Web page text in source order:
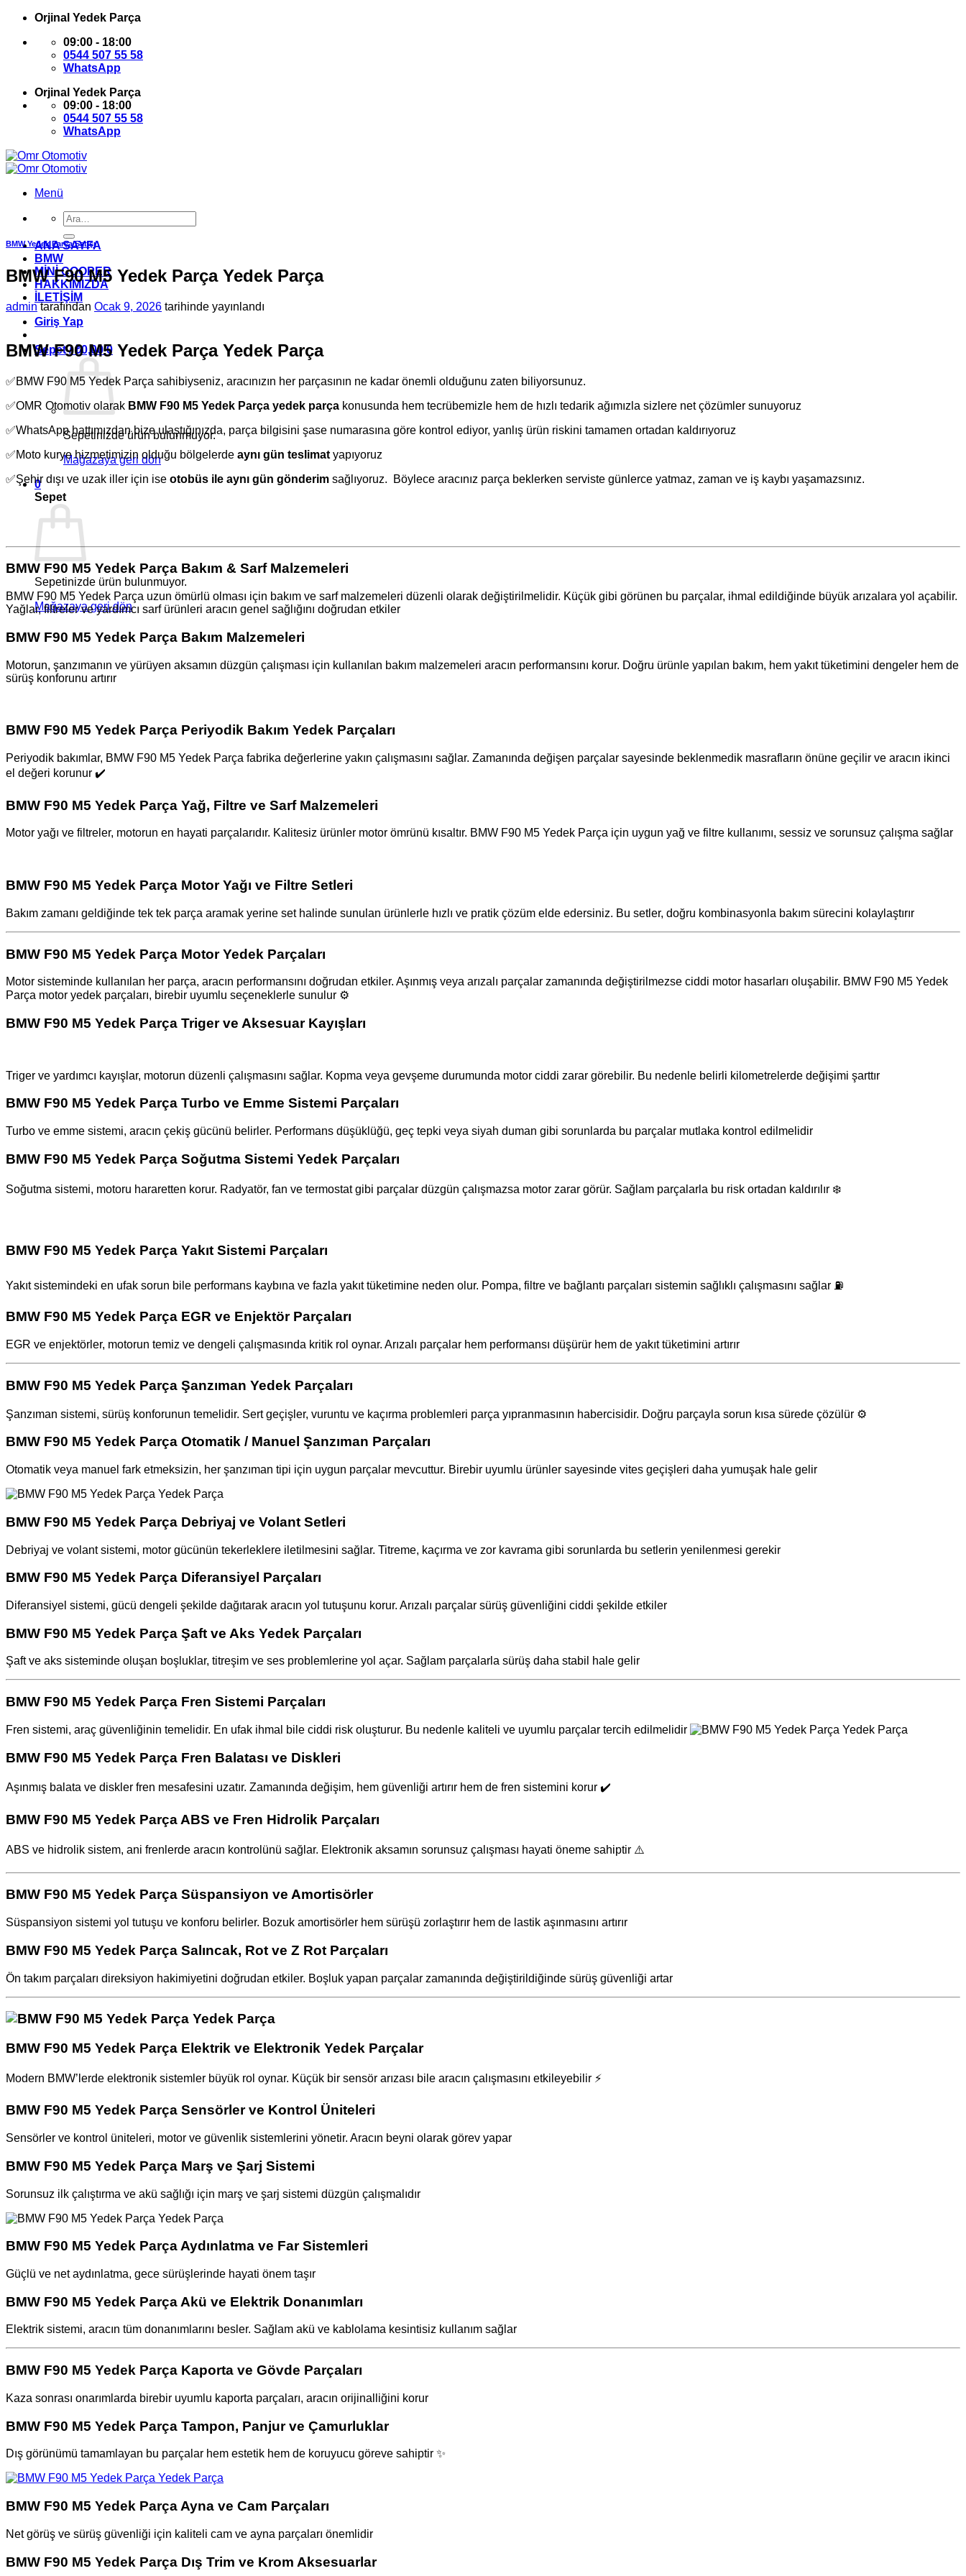
İçeriğeOrjinal Yedek Parça
09:00 - 18:00
0544 507 55 58
WhatsApp
Orjinal Yedek Parça
09:00 - 18:00
0544 507 55 58
WhatsApp
Menü
Ara:
ANA SAYFA
BMW
MİNİ COOPER
HAKKIMIZDA
İLETİŞİM
Giriş Yap
Sepet /₺0,00 0
Sepetinizde ürün bulunmuyor.
Mağazaya geri dön
0
Sepet
Sepetinizde ürün bulunmuyor.
Mağazaya geri dön
BMW Yedek Parça Satışı
BMW F90 M5 Yedek Parça Yedek Parça
admintarafından Ocak 9, 2026 tarihinde yayınlandı
BMW F90 M5 Yedek Parça Yedek Parça
✅BMW F90 M5 Yedek Parça sahibiyseniz, aracınızın her parçasının ne kadar önemli olduğunu zaten biliyorsunuz.
✅OMR Otomotiv olarak BMW F90 M5 Yedek Parça yedek parça konusunda hem tecrübemizle hem de hızlı tedarik ağımızla sizlere net çözümler sunuyoruz
✅WhatsApp hattımızdan bize ulaştığınızda, parça bilgisini şase numarasına göre kontrol ediyor, yanlış ürün riskini tamamen ortadan kaldırıyoruz
✅Moto kurye hizmetimizin olduğu bölgelerde aynı gün teslimat yapıyoruz
✅Şehir dışı ve uzak iller için ise otobüs ile aynı gün gönderim sağlıyoruz. Böylece aracınız parça beklerken serviste günlerce yatmaz, zaman ve iş kaybı yaşamazsınız.
BMW F90 M5 Yedek Parça Bakım & Sarf Malzemeleri
BMW F90 M5 Yedek Parça uzun ömürlü olması için bakım ve sarf malzemeleri düzenli olarak değiştirilmelidir. Küçük gibi görünen bu parçalar, ihmal edildiğinde büyük arızalara yol açabilir.
Yağlar, filtreler ve yardımcı sarf ürünleri aracın genel sağlığını doğrudan etkiler ️
BMW F90 M5 Yedek Parça Bakım Malzemeleri
Motorun, şanzımanın ve yürüyen aksamın düzgün çalışması için kullanılan bakım malzemeleri aracın performansını korur. Doğru ürünle yapılan bakım, hem yakıt tüketimini dengeler hem de
sürüş konforunu artırır
BMW F90 M5 Yedek Parça Periyodik Bakım Yedek Parçaları
Periyodik bakımlar, BMW F90 M5 Yedek Parça fabrika değerlerine yakın çalışmasını sağlar. Zamanında değişen parçalar sayesinde beklenmedik masrafların önüne geçilir ve aracın ikinci
el değeri korunur ✔️
BMW F90 M5 Yedek Parça Yağ, Filtre ve Sarf Malzemeleri
Motor yağı ve filtreler, motorun en hayati parçalarıdır. Kalitesiz ürünler motor ömrünü kısaltır. BMW F90 M5 Yedek Parça için uygun yağ ve filtre kullanımı, sessiz ve sorunsuz çalışma sağlar ️
BMW F90 M5 Yedek Parça Motor Yağı ve Filtre Setleri
Bakım zamanı geldiğinde tek tek parça aramak yerine set halinde sunulan ürünlerle hızlı ve pratik çözüm elde edersiniz. Bu setler, doğru kombinasyonla bakım sürecini kolaylaştırır
BMW F90 M5 Yedek Parça Motor Yedek Parçaları
Motor sisteminde kullanılan her parça, aracın performansını doğrudan etkiler. Aşınmış veya arızalı parçalar zamanında değiştirilmezse ciddi motor hasarları oluşabilir. BMW F90 M5 Yedek
Parça motor yedek parçaları, birebir uyumlu seçeneklerle sunulur ⚙️
BMW F90 M5 Yedek Parça Triger ve Aksesuar Kayışları
Triger ve yardımcı kayışlar, motorun düzenli çalışmasını sağlar. Kopma veya gevşeme durumunda motor ciddi zarar görebilir. Bu nedenle belirli kilometrelerde değişimi şarttır
BMW F90 M5 Yedek Parça Turbo ve Emme Sistemi Parçaları
Turbo ve emme sistemi, aracın çekiş gücünü belirler. Performans düşüklüğü, geç tepki veya siyah duman gibi sorunlarda bu parçalar mutlaka kontrol edilmelidir
BMW F90 M5 Yedek Parça Soğutma Sistemi Yedek Parçaları
Soğutma sistemi, motoru hararetten korur. Radyatör, fan ve termostat gibi parçalar düzgün çalışmazsa motor zarar görür. Sağlam parçalarla bu risk ortadan kaldırılır ❄️
BMW F90 M5 Yedek Parça Yakıt Sistemi Parçaları
Yakıt sistemindeki en ufak sorun bile performans kaybına ve fazla yakıt tüketimine neden olur. Pompa, filtre ve bağlantı parçaları sistemin sağlıklı çalışmasını sağlar ⛽
BMW F90 M5 Yedek Parça EGR ve Enjektör Parçaları
EGR ve enjektörler, motorun temiz ve dengeli çalışmasında kritik rol oynar. Arızalı parçalar hem performansı düşürür hem de yakıt tüketimini artırır
BMW F90 M5 Yedek Parça Şanzıman Yedek Parçaları
Şanzıman sistemi, sürüş konforunun temelidir. Sert geçişler, vuruntu ve kaçırma problemleri parça yıpranmasının habercisidir. Doğru parçayla sorun kısa sürede çözülür ⚙️
BMW F90 M5 Yedek Parça Otomatik / Manuel Şanzıman Parçaları
Otomatik veya manuel fark etmeksizin, her şanzıman tipi için uygun parçalar mevcuttur. Birebir uyumlu ürünler sayesinde vites geçişleri daha yumuşak hale gelir ️
BMW F90 M5 Yedek Parça Debriyaj ve Volant Setleri
Debriyaj ve volant sistemi, motor gücünün tekerleklere iletilmesini sağlar. Titreme, kaçırma ve zor kavrama gibi sorunlarda bu setlerin yenilenmesi gerekir
BMW F90 M5 Yedek Parça Diferansiyel Parçaları
Diferansiyel sistemi, gücü dengeli şekilde dağıtarak aracın yol tutuşunu korur. Arızalı parçalar sürüş güvenliğini ciddi şekilde etkiler
BMW F90 M5 Yedek Parça Şaft ve Aks Yedek Parçaları
Şaft ve aks sisteminde oluşan boşluklar, titreşim ve ses problemlerine yol açar. Sağlam parçalarla sürüş daha stabil hale gelir
BMW F90 M5 Yedek Parça Fren Sistemi Parçaları
Fren sistemi, araç güvenliğinin temelidir. En ufak ihmal bile ciddi risk oluşturur. Bu nedenle kaliteli ve uyumlu parçalar tercih edilmelidir
BMW F90 M5 Yedek Parça Fren Balatası ve Diskleri
Aşınmış balata ve diskler fren mesafesini uzatır. Zamanında değişim, hem güvenliği artırır hem de fren sistemini korur ✔️
BMW F90 M5 Yedek Parça ABS ve Fren Hidrolik Parçaları
ABS ve hidrolik sistem, ani frenlerde aracın kontrolünü sağlar. Elektronik aksamın sorunsuz çalışması hayati öneme sahiptir ⚠️
BMW F90 M5 Yedek Parça Süspansiyon ve Amortisörler
Süspansiyon sistemi yol tutuşu ve konforu belirler. Bozuk amortisörler hem sürüşü zorlaştırır hem de lastik aşınmasını artırır
BMW F90 M5 Yedek Parça Salıncak, Rot ve Z Rot Parçaları
Ön takım parçaları direksiyon hakimiyetini doğrudan etkiler. Boşluk yapan parçalar zamanında değiştirildiğinde sürüş güvenliği artar
BMW F90 M5 Yedek Parça Elektrik ve Elektronik Yedek Parçalar
Modern BMW’lerde elektronik sistemler büyük rol oynar. Küçük bir sensör arızası bile aracın çalışmasını etkileyebilir ⚡
BMW F90 M5 Yedek Parça Sensörler ve Kontrol Üniteleri
Sensörler ve kontrol üniteleri, motor ve güvenlik sistemlerini yönetir. Aracın beyni olarak görev yapar
BMW F90 M5 Yedek Parça Marş ve Şarj Sistemi
Sorunsuz ilk çalıştırma ve akü sağlığı için marş ve şarj sistemi düzgün çalışmalıdır
BMW F90 M5 Yedek Parça Aydınlatma ve Far Sistemleri
Güçlü ve net aydınlatma, gece sürüşlerinde hayati önem taşır
BMW F90 M5 Yedek Parça Akü ve Elektrik Donanımları
Elektrik sistemi, aracın tüm donanımlarını besler. Sağlam akü ve kablolama kesintisiz kullanım sağlar
BMW F90 M5 Yedek Parça Kaporta ve Gövde Parçaları
Kaza sonrası onarımlarda birebir uyumlu kaporta parçaları, aracın orijinalliğini korur
BMW F90 M5 Yedek Parça Tampon, Panjur ve Çamurluklar
Dış görünümü tamamlayan bu parçalar hem estetik hem de koruyucu göreve sahiptir ✨
BMW F90 M5 Yedek Parça Ayna ve Cam Parçaları
Net görüş ve sürüş güvenliği için kaliteli cam ve ayna parçaları önemlidir
BMW F90 M5 Yedek Parça Dış Trim ve Krom Aksesuarlar